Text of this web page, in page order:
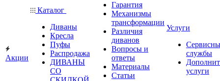
Акции
Каталог
Диваны
Кресла
Пуфы
Распродажа
ДИВАНЫ
СО
Гарантия
Механизмы
трансформации
Различия
диванов
Вопросы и
ответы
Материалы
Статьи
Услуги
службы
услуги